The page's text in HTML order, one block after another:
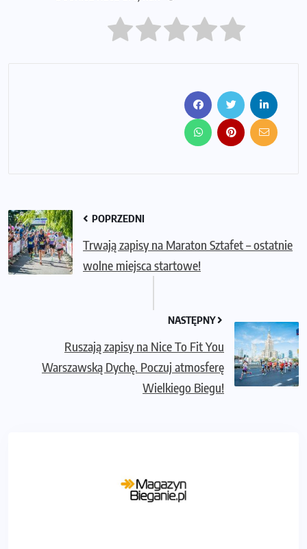
POPRZEDNI
Trwają zapisy na Maraton Sztafet – ostatnie
wolne miejsca startowe!
NASTĘPNY
Ruszają zapisy na Nice To Fit You
Warszawską Dychę. Poczuj atmosferę
Wielkiego Biegu!